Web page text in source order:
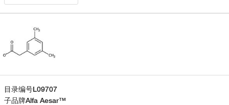
目录编号L09707
子品牌Alfa Aesar™